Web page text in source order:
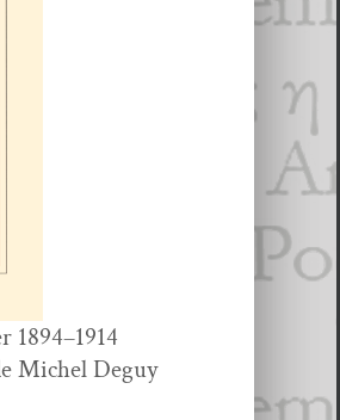
1894–1914
Michel Deguy